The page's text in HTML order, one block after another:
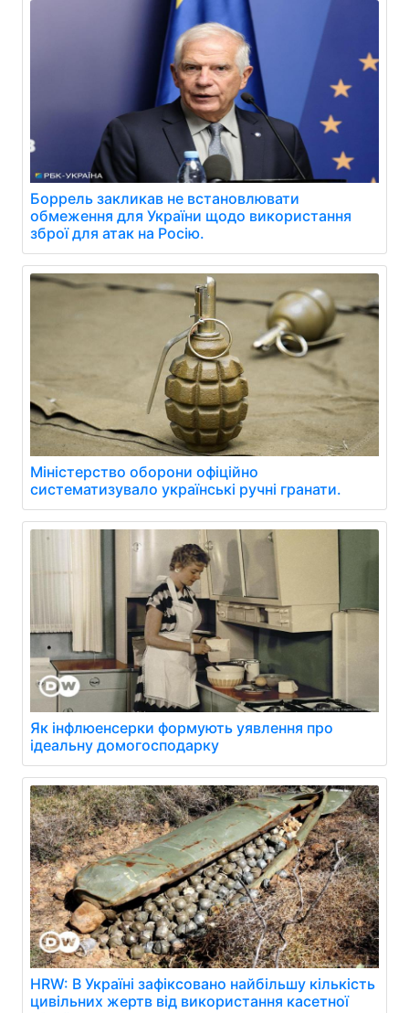
Боррель закликав не встановлювати
обмеження для України щодо використання
зброї для атак на Росію.
Міністерство оборони офіційно
систематизувало українські ручні гранати.
Як інфлюенсерки формують уявлення про
ідеальну домогосподарку
HRW: В Україні зафіксовано найбільшу кількість
цивільних жертв від використання касетної